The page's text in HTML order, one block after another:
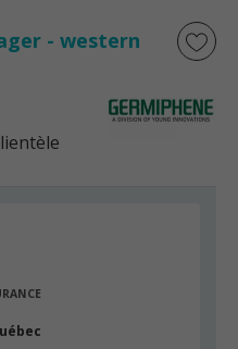
- western